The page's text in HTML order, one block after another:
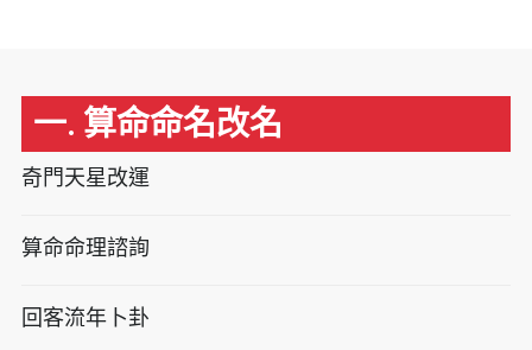
一. 算命命名改名
奇門天星改運
算命命理諮詢
回客流年卜卦